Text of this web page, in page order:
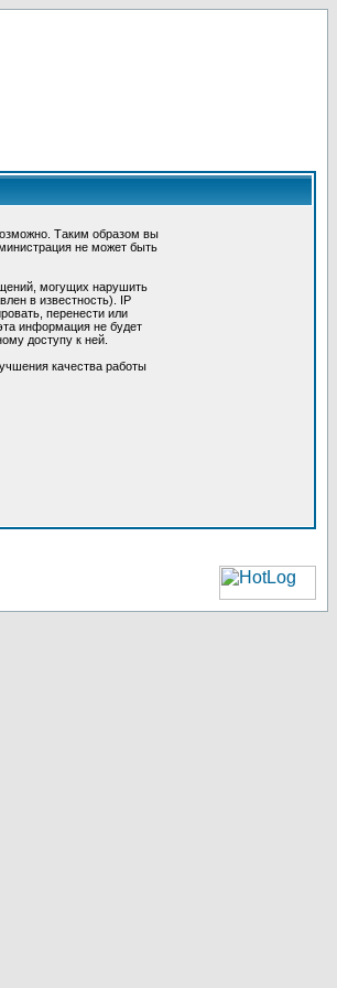
Таким образом вы
не может быть
могущих нарушить
в известность). IP
перенести или
информация не будет
доступу к ней.
качества работы